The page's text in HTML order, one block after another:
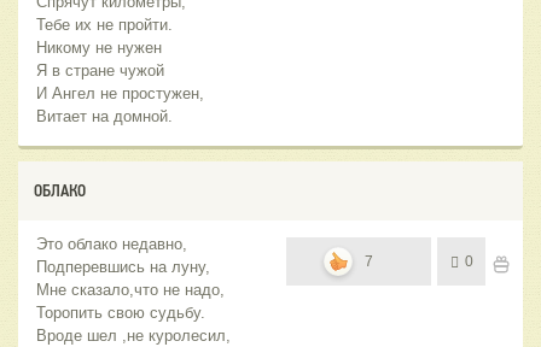
Тебе их не пройти.
Никому не нужен
Я в стране чужой
И Ангел не простужен,
Витает на домной.
ОБЛАКО
Это облако недавно,
Подперевшись на луну,
Мне сказало,что не надо,
Торопить свою судьбу.
Вроде шел ,не куролесил,
7 0